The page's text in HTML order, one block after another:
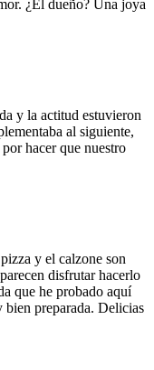
¿El dueño? Una joya
y la actitud estuvieron
al siguiente,
hacer que nuestro
y el calzone son
disfrutar hacerlo
que he probado aquí
bien preparada. Delicias